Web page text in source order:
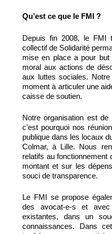
Qu’est ce que le FMI ?
Depuis fin 2008, le FMI
collectif de Solidarité
mise en place a pour but
moral aux actions de
aux luttes sociales.
moment à articuler une
caisse de soutien.
Notre organisation est
c’est pourquoi nos
publique dans les locaux
Colmar, à Lille. Nous
relatifs au
montant et sur les
souci de transparence.
Le FMI se propose
des avocat-e-s et
existantes, dans un
connaissances. Dans